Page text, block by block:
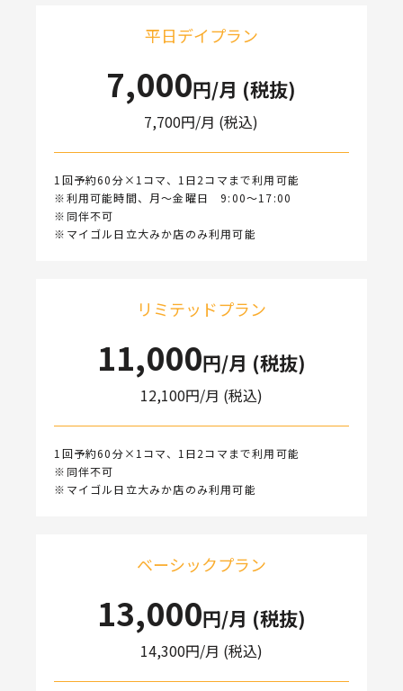
平日デイプラン
7,000円/月 (税抜)
7,700円/月 (税込)
1回予約60分×1コマ、1日2コマまで利用可能
※利用可能時間、月〜金曜日 9:00〜17:00
※同伴不可
※マイゴル日立大みか店のみ利用可能
リミテッドプラン
11,000円/月 (税抜)
12,100円/月 (税込)
1回予約60分×1コマ、1日2コマまで利用可能
※同伴不可
※マイゴル日立大みか店のみ利用可能
ベーシックプラン
13,000円/月 (税抜)
14,300円/月 (税込)